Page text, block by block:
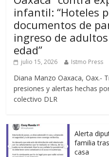
infantil: “Hoteles
documentos de
ingreso de
edad”
julio 15, 2026 Istmo Press
Diana Manzo Oaxaca, Oax.-
presiones y alertas hechas
colectivo DLR
Alerta
familia
casa